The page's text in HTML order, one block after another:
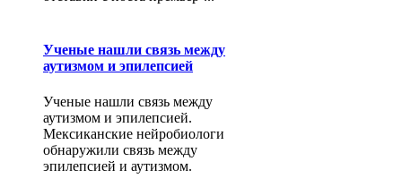
Ученые нашли связь между
аутизмом и эпилепсией
Ученые нашли связь между
аутизмом и эпилепсией.
Мексиканские нейробиологи
обнаружили связь между
эпилепсией и аутизмом.